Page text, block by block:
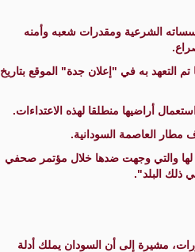
الاستباقية مستمرة
خاصة
الشرعية ومقدرات شعبه وأمنه
التعهد به في "إعلان جدة" الموقع بتاريخ
أراضيها منطلقا لهذه الاعتداءات.
مطار العاصمة السودانية.
لها والتي وجهت ضدها خلال مؤتمر صحفي
ذلك البلد".
مشيرة إلى أن السودان يملك أدلة